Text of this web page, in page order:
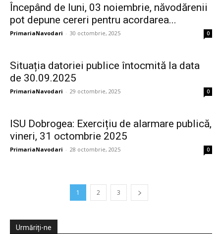
Începând de luni, 03 noiembrie, năvodărenii
pot depune cereri pentru acordarea...
PrimariaNavodari - 30 octombrie, 2025 0
Situația datoriei publice întocmită la data
de 30.09.2025
PrimariaNavodari - 29 octombrie, 2025 0
ISU Dobrogea: Exercițiu de alarmare publică,
vineri, 31 octombrie 2025
PrimariaNavodari - 28 octombrie, 2025 0
1 2 3
Urmăriți-ne